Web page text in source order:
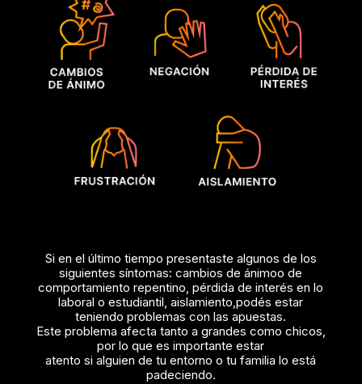
Si en el último tiempo presentaste algunos de los
siguientes síntomas: cambios de ánimoo de
comportamiento repentino, pérdida de interés en lo
laboral o estudiantil, aislamiento,podés estar
teniendo problemas con las apuestas.
Este problema afecta tanto a grandes como chicos,
por lo que es importante estar
atento si alguien de tu entorno o tu familia lo está
padeciendo.